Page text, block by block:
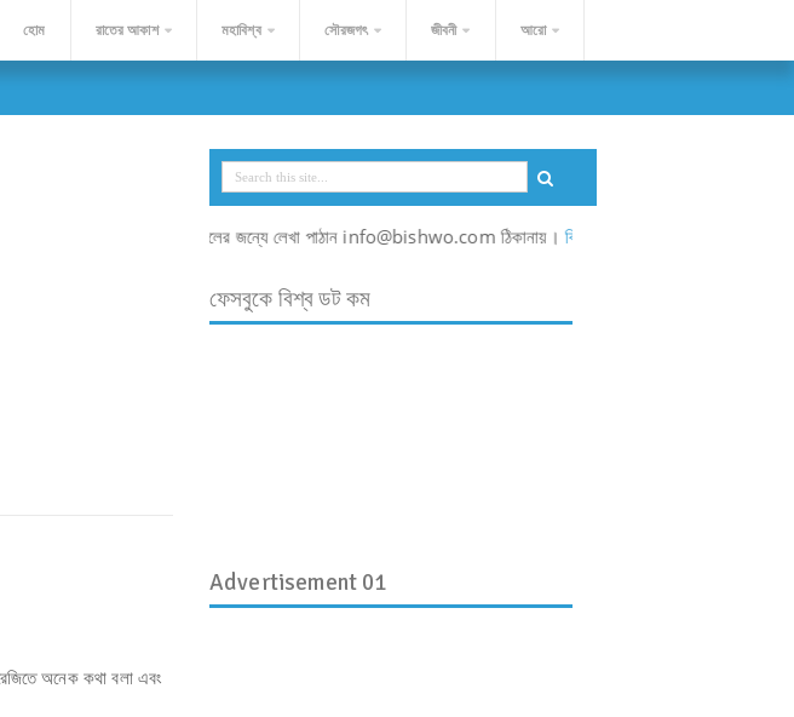
হোম রাতের আকাশ মহাবিশ্ব সৌরজগৎ জীবনী আরো
অনেক কথা বলা এবং
মহাবিশ্ব পোর্টালের জন্যে লেখা পাঠান info@bishwo.com ঠিকানায়।বিস্তারিত...
ফেসবুকে বিশ্ব ডট কম
Advertisement 01